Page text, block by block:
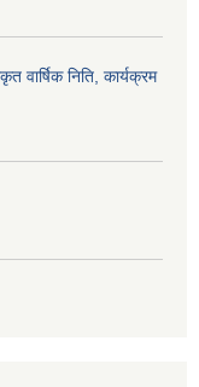
निति, कार्यक्रम